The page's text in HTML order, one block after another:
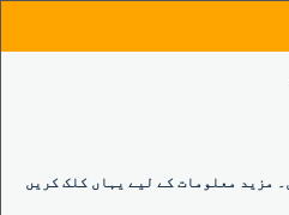
مزید معلومات کے لیے یہاں کلک کریں